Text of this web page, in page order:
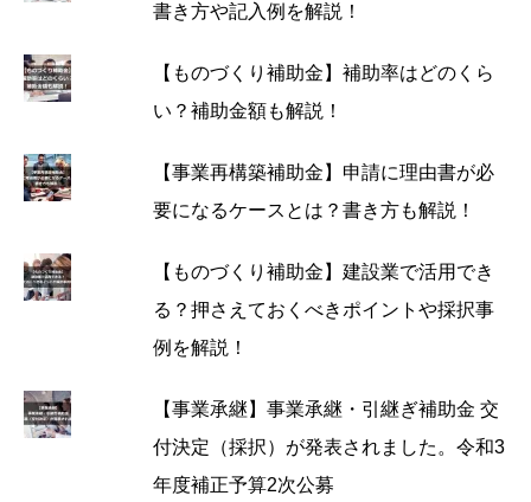
書き方や記入例を解説！
【ものづくり補助金】補助率はどのくら
い？補助金額も解説！
【事業再構築補助金】申請に理由書が必
要になるケースとは？書き方も解説！
【ものづくり補助金】建設業で活用でき
る？押さえておくべきポイントや採択事
例を解説！
【事業承継】事業承継・引継ぎ補助金 交
付決定（採択）が発表されました。令和3
年度補正予算2次公募